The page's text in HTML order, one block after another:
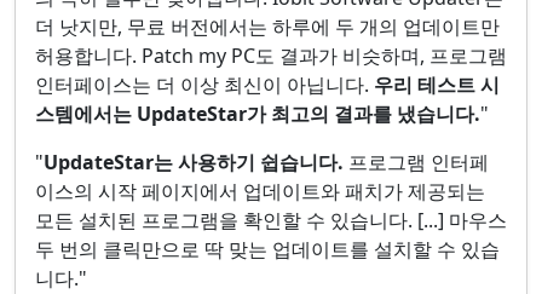
더 낫지만, 무료 버전에서는 하루에 두 개의 업데이트만
허용합니다. Patch my PC도 결과가 비슷하며, 프로그램
인터페이스는 더 이상 최신이 아닙니다. 우리 테스트 시
스템에서는 UpdateStar가 최고의 결과를 냈습니다."
"UpdateStar는 사용하기 쉽습니다. 프로그램 인터페
이스의 시작 페이지에서 업데이트와 패치가 제공되는
모든 설치된 프로그램을 확인할 수 있습니다. [...] 마우스
두 번의 클릭만으로 딱 맞는 업데이트를 설치할 수 있습
니다."